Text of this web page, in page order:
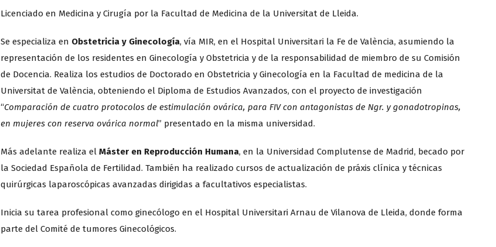
Licenciado en Medicina y Cirugía por la Facultad de Medicina de la Universitat de Lleida.
Se especializa en Obstetricia y Ginecología, vía MIR, en el Hospital Universitari la Fe de València, asumiendo la
representación de los residentes en Ginecología y Obstetricia y de la responsabilidad de miembro de su Comisión
de Docencia. Realiza los estudios de Doctorado en Obstetricia y Ginecología en la Facultad de medicina de la
Universitat de València, obteniendo el Diploma de Estudios Avanzados, con el proyecto de investigación
“Comparación de cuatro protocolos de estimulación ovárica, para FIV con antagonistas de Ngr. y gonadotropinas,
en mujeres con reserva ovárica normal” presentado en la misma universidad.
Más adelante realiza elMáster en Reproducción Humana, en la Universidad Complutense de Madrid, becado por
la Sociedad Española de Fertilidad. También ha realizado cursos de actualización de práxis clínica y técnicas
quirúrgicas laparoscópicas avanzadas dirigidas a facultativos especialistas.
Inicia su tarea profesional como ginecólogo en el Hospital Universitari Arnau de Vilanova de Lleida, donde forma
parte del Comité de tumores Ginecológicos.